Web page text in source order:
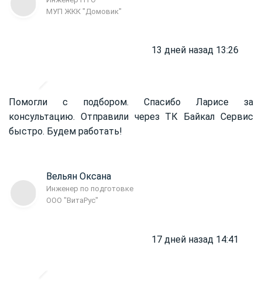
МУП ЖКК "Домовик"
13 дней назад 13:26
Помогли с подбором. Спасибо Ларисе за
консультацию. Отправили через ТК Байкал Сервис
быстро. Будем работать!
Вельян Оксана
Инженер по подготовке
ООО "ВитаРус"
17 дней назад 14:41